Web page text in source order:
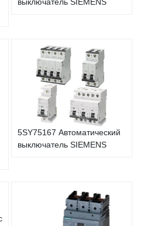
5SY75167 Автоматический
выключатель SIEMENS